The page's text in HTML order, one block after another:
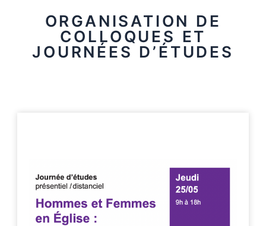
ORGANISATION DE
COLLOQUES ET
JOURNÉES D’ÉTUDES